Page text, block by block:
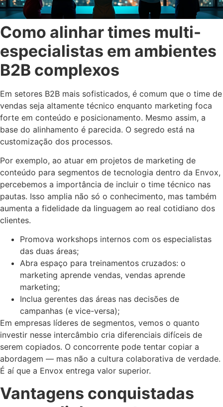
Como alinhar times multi-
especialistas em ambientes
B2B complexos
Em setores B2B mais sofisticados, é comum que o time de
vendas seja altamente técnico enquanto marketing foca
forte em conteúdo e posicionamento. Mesmo assim, a
base do alinhamento é parecida. O segredo está na
customização dos processos.
Por exemplo, ao atuar em projetos de marketing de
conteúdo para segmentos de tecnologia dentro da Envox,
percebemos a importância de incluir o time técnico nas
pautas. Isso amplia não só o conhecimento, mas também
aumenta a fidelidade da linguagem ao real cotidiano dos
clientes.
Promova workshops internos com os especialistas
das duas áreas;
Abra espaço para treinamentos cruzados: o
marketing aprende vendas, vendas aprende
marketing;
Inclua gerentes das áreas nas decisões de
campanhas (e vice-versa);
Em empresas líderes de segmentos, vemos o quanto
investir nesse intercâmbio cria diferenciais difíceis de
serem copiados. O concorrente pode tentar copiar a
abordagem — mas não a cultura colaborativa de verdade.
É aí que a Envox entrega valor superior.
Vantagens conquistadas